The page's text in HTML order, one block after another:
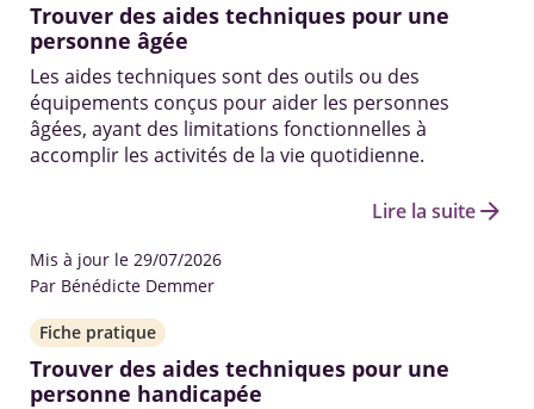
Trouver des aides techniques pour une
personne âgée
Les aides techniques sont des outils ou des
équipements conçus pour aider les personnes
âgées, ayant des limitations fonctionnelles à
accomplir les activités de la vie quotidienne.
Lire la suitearrow_forward
Mis à jour le 29/07/2026
Par Bénédicte Demmer
Fiche pratique
Trouver des aides techniques pour une
personne handicapée